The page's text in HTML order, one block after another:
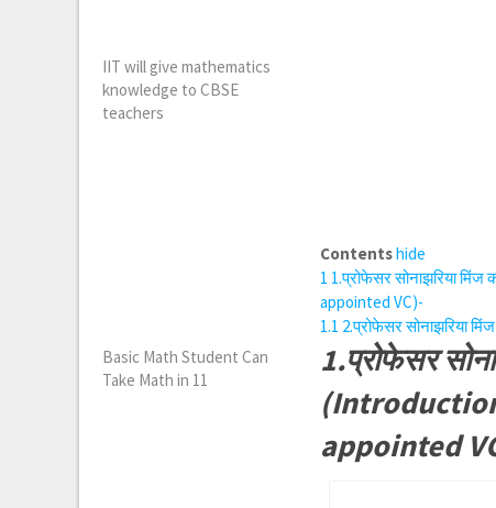
Contentshide
1 1.प्रोफेसर सोनाझरिया
appointed VC)-
1.1 2.प्रोफेसर सोनाझरिया
1.प्रोफेसर
appointed
IIT will give mathematics
knowledge to CBSE
teachers
Basic Math Student Can
Take Math in 11